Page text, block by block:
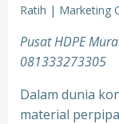
Ratih | Marketing
Pusat HDPE
081333273305
Dalam dunia
material